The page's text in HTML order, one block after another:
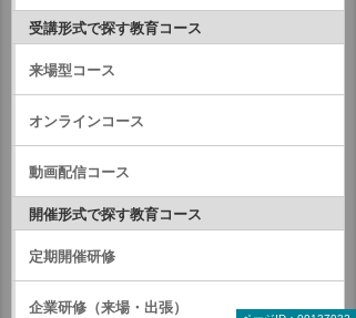
受講形式で探す教育コース
来場型コース
オンラインコース
動画配信コース
開催形式で探す教育コース
定期開催研修
企業研修（来場・出張）